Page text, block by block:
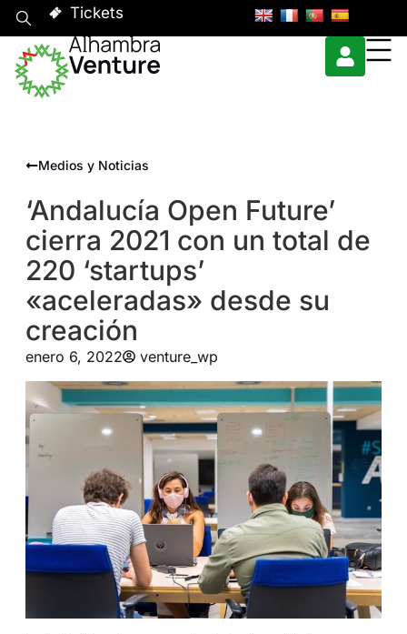
Tickets
Medios y Noticias
‘Andalucía Open Future’
cierra 2021 con un total de
220 ‘startups’
«aceleradas» desde su
creación
enero 6, 2022 venture_wp